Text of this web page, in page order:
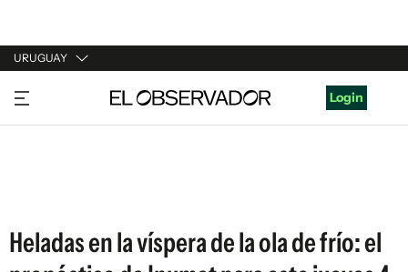
URUGUAY
URUGUAY
ARGENTINA
Login
Heladas en la víspera de la ola de frío: el